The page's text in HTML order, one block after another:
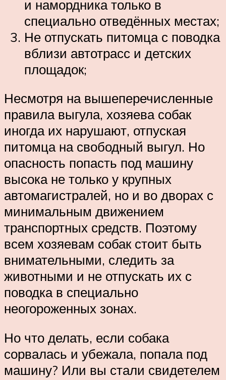
и намордника только в
специально отведённых местах;
Не отпускать питомца с поводка
вблизи автотрасс и детских
площадок;
Несмотря на вышеперечисленные
правила выгула, хозяева собак
иногда их нарушают, отпуская
питомца на свободный выгул. Но
опасность попасть под машину
высока не только у крупных
автомагистралей, но и во дворах с
минимальным движением
транспортных средств. Поэтому
всем хозяевам собак стоит быть
внимательными, следить за
животными и не отпускать их с
поводка в специально
неогороженных зонах.
Но что делать, если собака
сорвалась и убежала, попала под
машину? Или вы стали свидетелем